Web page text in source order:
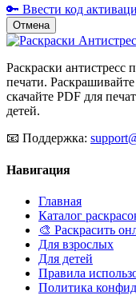
🔑 Ввести код
Отмена
Раскраски
печати.
скачайте PDF для
детей.
📧 Поддержка:
Навигация
Главная
Каталог
🎨 Раскрасить
Для взрослых
Для детей
Правила
Политика